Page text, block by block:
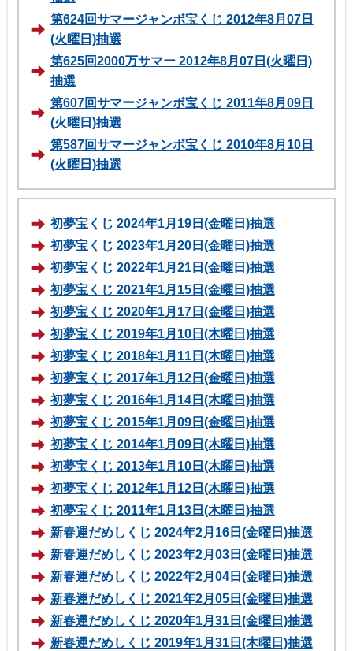
第624回サマージャンボ宝くじ 2012年8月07日
(火曜日)抽選
第625回2000万サマー 2012年8月07日(火曜日)
抽選
第607回サマージャンボ宝くじ 2011年8月09日
(火曜日)抽選
第587回サマージャンボ宝くじ 2010年8月10日
(火曜日)抽選
初夢宝くじ 2024年1月19日(金曜日)抽選
初夢宝くじ 2023年1月20日(金曜日)抽選
初夢宝くじ 2022年1月21日(金曜日)抽選
初夢宝くじ 2021年1月15日(金曜日)抽選
初夢宝くじ 2020年1月17日(金曜日)抽選
初夢宝くじ 2019年1月10日(木曜日)抽選
初夢宝くじ 2018年1月11日(木曜日)抽選
初夢宝くじ 2017年1月12日(金曜日)抽選
初夢宝くじ 2016年1月14日(木曜日)抽選
初夢宝くじ 2015年1月09日(金曜日)抽選
初夢宝くじ 2014年1月09日(木曜日)抽選
初夢宝くじ 2013年1月10日(木曜日)抽選
初夢宝くじ 2012年1月12日(木曜日)抽選
初夢宝くじ 2011年1月13日(木曜日)抽選
新春運だめしくじ 2024年2月16日(金曜日)抽選
新春運だめしくじ 2023年2月03日(金曜日)抽選
新春運だめしくじ 2022年2月04日(金曜日)抽選
新春運だめしくじ 2021年2月05日(金曜日)抽選
新春運だめしくじ 2020年1月31日(金曜日)抽選
新春運だめしくじ 2019年1月31日(木曜日)抽選